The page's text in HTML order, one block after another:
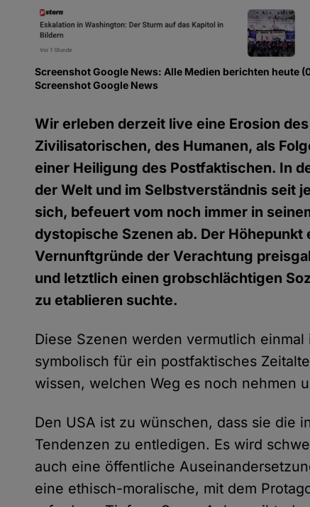
Screenshot Google News: Alle Medien berichten heute
Screenshot Google News
Wir erleben derzeit live eine Erosion
Zivilisatorischen, des Humanen, als
einer Heiligung des Postfaktischen. In
der Welt und im Selbstverständnis seit
sich, befeuert vom noch immer in
dystopische Szenen ab. Der
Vernunftgründe der Verachtung
und letztlich einen grobschlächtigen
zu etablieren suchte.
Diese Szenen werden vermutlich
symbolisch für ein postfaktisches
wissen, welchen Weg es noch nehmen
Den USA ist zu wünschen, dass sie die
Tendenzen zu entledigen. Es wird
auch eine öffentliche
eine ethisch-moralische, mit dem